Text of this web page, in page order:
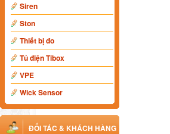
Siren
Ston
Thiết bị đo
Tủ điện Tibox
VPE
Wick Sensor
ĐỐI TÁC & KHÁCH HÀNG